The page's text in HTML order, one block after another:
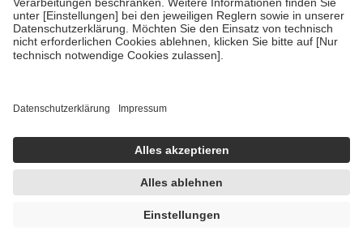
GKV getragen werden
• empfohlenen Schutzimpfungen
• Harn- und Blutteststreifen
getroffen, um sicherzustellen, dass es sich um echte Bewertungen
https://help.etrusted.com/hc/de/articles/4419944605341
Einige Bilder und Inhalte wurden unter Zuhilfenahme künstlicher